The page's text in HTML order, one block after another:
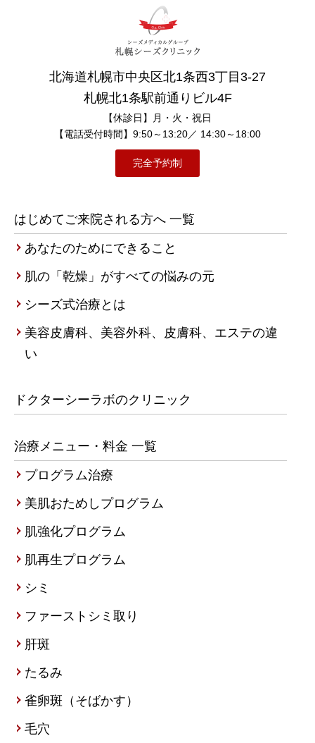
北海道札幌市中央区北1条西3丁目3-27
札幌北1条駅前通りビル4F
【休診日】月・火・祝日
【電話受付時間】9:50～13:20／ 14:30～18:00
完全予約制
はじめてご来院される方へ 一覧
あなたのためにできること
肌の「乾燥」がすべての悩みの元
シーズ式治療とは
美容皮膚科、美容外科、皮膚科、エステの違
い
ドクターシーラボのクリニック
治療メニュー・料金 一覧
プログラム治療
美肌おためしプログラム
肌強化プログラム
肌再生プログラム
シミ
ファーストシミ取り
肝斑
たるみ
雀卵斑（そばかす）
毛穴